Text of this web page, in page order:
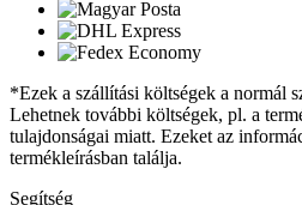
*Ezek a szállítási költségek a normál
Lehetnek további költségek, pl. a
tulajdonságai miatt. Ezeket az
termékleírásban találja.
Segítség